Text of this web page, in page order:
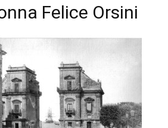
Felice Orsini